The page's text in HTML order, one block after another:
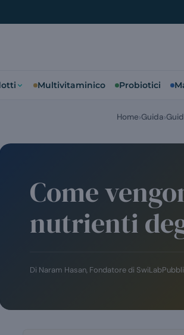
Multivitaminico Probiotici
Come
nutrienti
Di Naram Hasan, Fondatore di SwiLab
Home Guida